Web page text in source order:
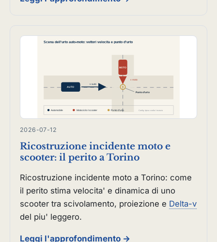
2026-07-12
Ricostruzione incidente moto e
scooter: il perito a Torino
Ricostruzione incidente moto a Torino: come
il perito stima velocita' e dinamica di uno
scooter tra scivolamento, proiezione e Delta-v
del piu' leggero.
Leggi l'approfondimento →